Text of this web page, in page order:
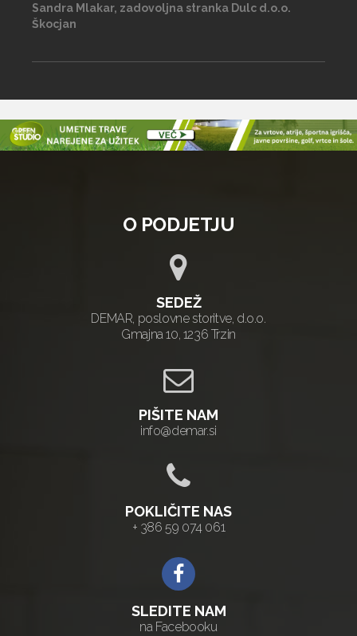
Sandra Mlakar, zadovoljna stranka Dulc d.o.o.
Škocjan
O PODJETJU
SEDEŽ
DEMAR, poslovne storitve, d.o.o.
Gmajna 10, 1236 Trzin
PIŠITE NAM
info@demar.si
POKLIČITE NAS
+ 386 59 074 061
SLEDITE NAM
na Facebooku